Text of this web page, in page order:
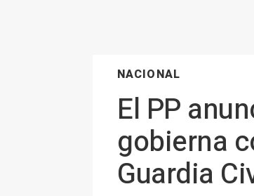
NACIONAL
El PP
gobierna
Guardia